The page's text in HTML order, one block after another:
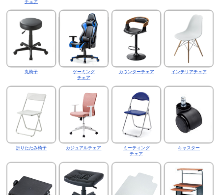
チェア
丸椅子
ゲーミング
チェア
カウンターチェア インテリアチェア
折りたたみ椅子 カジュアルチェア
ミーティング
チェア
キャスター